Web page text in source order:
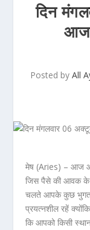
दिन
आज
Posted by All
मेष (Aries) –आज
जिस पैसे की आवक के
चलते आपके कुछ
प्रयत्नशील रहें
कि आपको किसी